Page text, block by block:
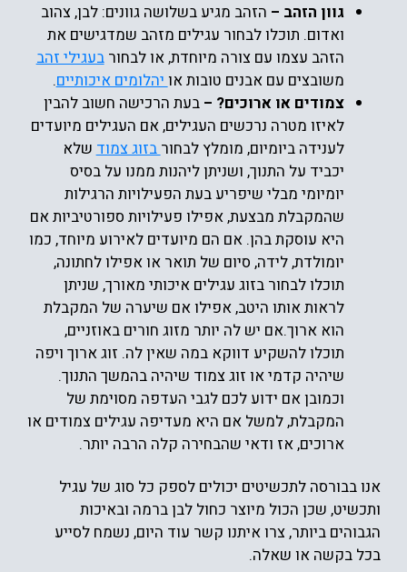
גוון הזהב – הזהב מגיע בשלושה גוונים: לבן, צהוב
ואדום. תוכלו לבחור עגילים מזהב שמדגישים את
הזהב עצמו עם צורה מיוחדת, או לבחורבעגילי זהב
משובצים עם אבנים טובות אויהלומים איכותיים.
צמודים או ארוכים? –בעת הרכישה חשוב להבין
לאיזו מטרה נרכשים העגילים, אם העגילים מיועדים
לענידה ביומיום, מומלץ לבחורבזוג צמודשלא
יכביד על התנוך, ושניתן ליהנות ממנו על בסיס
יומיומי מבלי שיפריע בעת הפעילויות הרגילות
שהמקבלת מבצעת, אפילו פעילויות ספורטיביות אם
היא עוסקת בהן. אם הם מיועדים לאירוע מיוחד, כמו
יומולדת, לידה, סיום של תואר או אפילו לחתונה,
תוכלו לבחור בזוג עגיליםאיכותי מאורך, שניתן
לראות אותו היטב, אפילו אם שיערה של המקבלת
הוא ארוך.אם יש לה יותר מזוג חורים באוזניים,
תוכלו להשקיע דווקא במה שאין לה. זוג ארוך ויפה
שיהיה קדמי או זוג צמוד שיהיה בהמשך התנוך.
וכמובן אם ידוע לכם לגבי העדפה מסוימת של
המקבלת, למשל אם היא מעדיפה עגילים צמודים או
ארוכים, אז ודאי שהבחירה קלה הרבה יותר.
אנו בבורסה לתכשיטים יכולים לספק כל סוג של עגיל
ותכשיט, שכן הכול מיוצר כחול לבן ברמה ובאיכות
הגבוהים ביותר, צרו איתנו קשר עוד היום, נשמח לסייע
בכל בקשה או שאלה.